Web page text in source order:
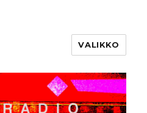
VALIKKO